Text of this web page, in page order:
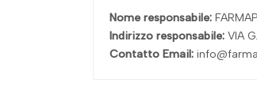
Nome responsabile:
Indirizzo responsabile: VIA
Contatto Email: